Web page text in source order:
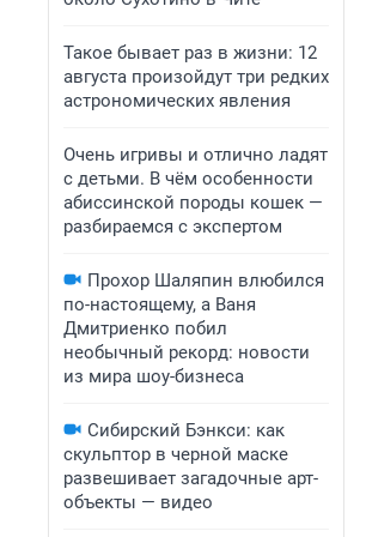
Такое бывает раз в жизни: 12
августа произойдут три редких
астрономических явления
Очень игривы и отлично ладят
с детьми. В чём особенности
абиссинской породы кошек —
разбираемся с экспертом
Прохор Шаляпин влюбился
по-настоящему, а Ваня
Дмитриенко побил
необычный рекорд: новости
из мира шоу-бизнеса
Сибирский Бэнкси: как
скульптор в черной маске
развешивает загадочные арт-
объекты — видео